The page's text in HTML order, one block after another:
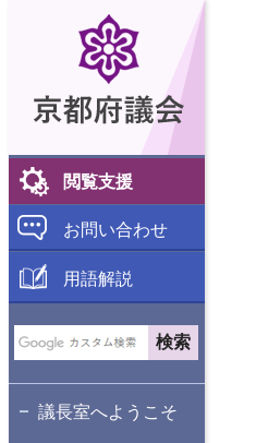
京都府議会
閲覧支援
お問い合わせ
用語解説
議長室へようこそ